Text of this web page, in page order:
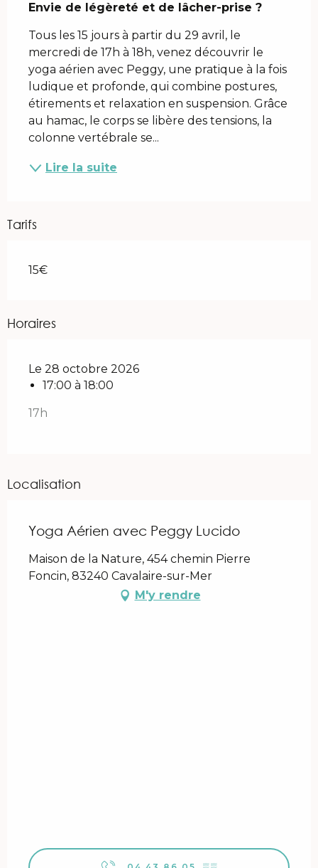
Envie de légèreté et de lâcher-prise ?
Tous les 15 jours à partir du 29 avril, le
mercredi de 17h à 18h, venez découvrir le
yoga aérien avec Peggy, une pratique à la fois
ludique et profonde, qui combine postures,
étirements et relaxation en suspension. Grâce
au hamac, le corps se libère des tensions, la
colonne vertébrale se...
Lire la suite
Tarifs
15€
Horaires
Le 28 octobre 2026
17:00 à 18:00
17h
Localisation
Yoga Aérien avec Peggy Lucido
Maison de la Nature, 454 chemin Pierre
Foncin, 83240 Cavalaire-sur-Mer
M'y rendre